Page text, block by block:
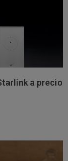
a precio